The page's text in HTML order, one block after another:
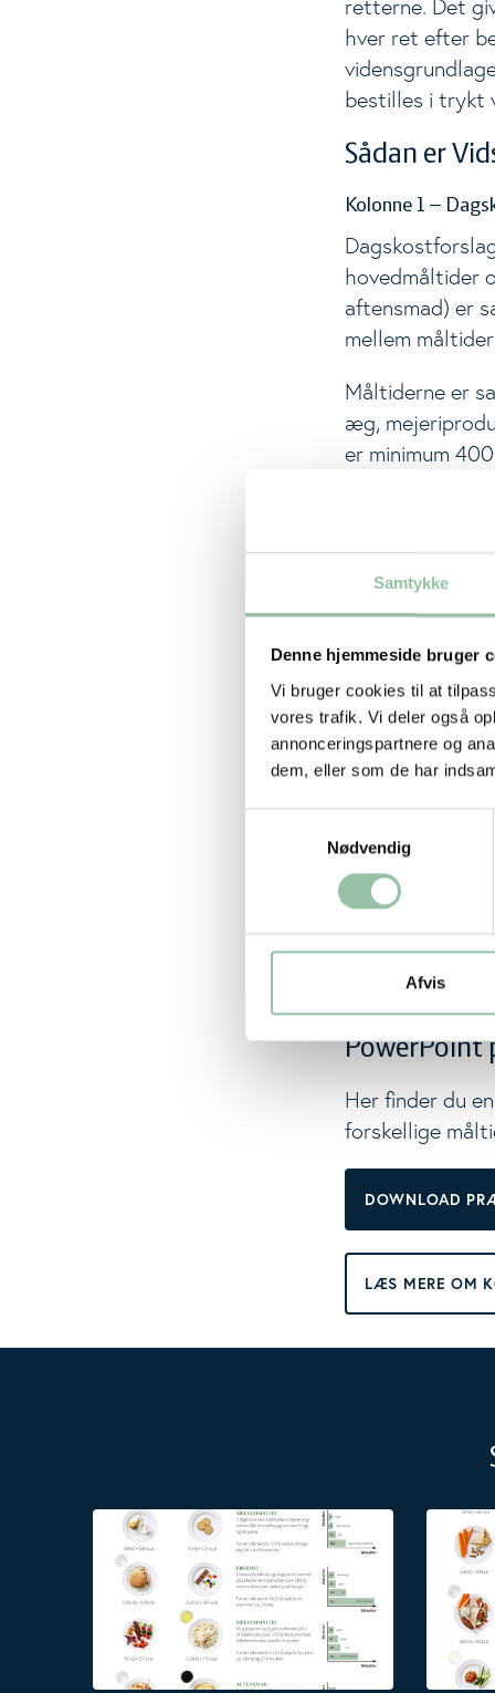
Samtykke
Denne hjemmeside bruger
Vi bruger cookies til at
vores trafik. Vi deler også
annonceringspartnere og
dem, eller som de har
Nødvendig
Afvis
retterne. Det
hver ret efter
bestilles i trykt
Sådan er
Kolonne 1 –
hovedmåltider
aftensmad) er
mellem
Måltiderne er
æg,
er minimum
I kolonne 2
mellem
Idet børn i 3-5-
referencer for
angives der
Bagsiden
På bagsiden
afbildede
informationer
Ordrenummer
Her finder du
forskellige
DOWNLOAD
LÆS MERE OM
'Vidste du at..' om sund mad og råderumsfødevarer,
'Vidste